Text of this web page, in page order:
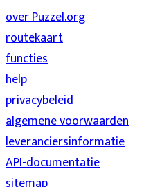
over Puzzel.org
routekaart
functies
help
privacybeleid
algemene voorwaarden
leveranciersinformatie
API-documentatie